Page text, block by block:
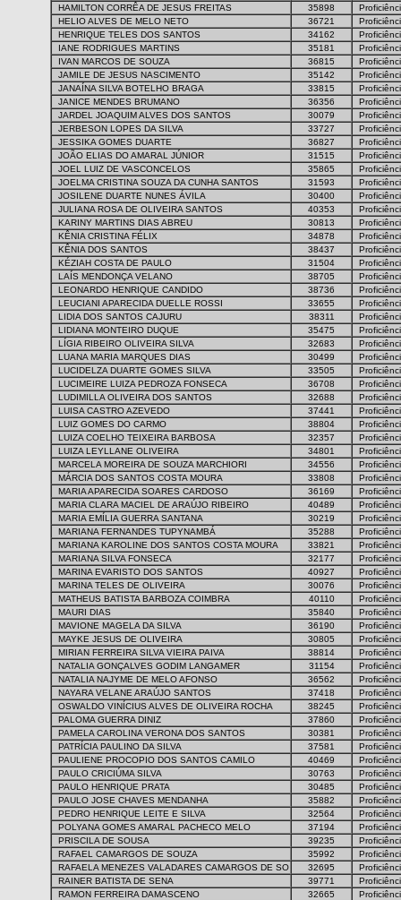
HAMILTON CORRÊA DE JESUS FREITAS
35898
HELIO ALVES DE MELO NETO
36721
HENRIQUE TELES DOS SANTOS
34162
IANE RODRIGUES MARTINS
35181
IVAN MARCOS DE SOUZA
36815
JAMILE DE JESUS NASCIMENTO
35142
JANAÍNA SILVA BOTELHO BRAGA
33815
JANICE MENDES BRUMANO
36356
JARDEL JOAQUIM ALVES DOS SANTOS
30079
JERBESON LOPES DA SILVA
33727
JESSIKA GOMES DUARTE
36827
JOÃO ELIAS DO AMARAL JÚNIOR
31515
JOEL LUIZ DE VASCONCELOS
35865
JOELMA CRISTINA SOUZA DA CUNHA SANTOS
31593
JOSILENE DUARTE NUNES ÁVILA
30400
JULIANA ROSA DE OLIVEIRA SANTOS
40353
KARINY MARTINS DIAS ABREU
30813
KÊNIA CRISTINA FÉLIX
34878
KÊNIA DOS SANTOS
38437
KÉZIAH COSTA DE PAULO
31504
LAÍS MENDONÇA VELANO
38705
LEONARDO HENRIQUE CANDIDO
38736
LEUCIANI APARECIDA DUELLE ROSSI
33655
LIDIA DOS SANTOS CAJURU
38311
LIDIANA MONTEIRO DUQUE
35475
LÍGIA RIBEIRO OLIVEIRA SILVA
32683
LUANA MARIA MARQUES DIAS
30499
LUCIDELZA DUARTE GOMES SILVA
33505
LUCIMEIRE LUIZA PEDROZA FONSECA
36708
LUDIMILLA OLIVEIRA DOS SANTOS
32688
LUISA CASTRO AZEVEDO
37441
LUIZ GOMES DO CARMO
38804
LUIZA COELHO TEIXEIRA BARBOSA
32357
LUIZA LEYLLANE OLIVEIRA
34801
MARCELA MOREIRA DE SOUZA MARCHIORI
34556
MÁRCIA DOS SANTOS COSTA MOURA
33808
MARIA APARECIDA SOARES CARDOSO
36169
MARIA CLARA MACIEL DE ARAÚJO RIBEIRO
40489
MARIA EMÍLIA GUERRA SANTANA
30219
MARIANA FERNANDES TUPYNAMBÁ
35288
MARIANA KAROLINE DOS SANTOS COSTA MOURA
33821
MARIANA SILVA FONSECA
32177
MARINA EVARISTO DOS SANTOS
40927
MARINA TELES DE OLIVEIRA
30076
MATHEUS BATISTA BARBOZA COIMBRA
40110
MAURI DIAS
35840
MAVIONE MAGELA DA SILVA
36190
MAYKE JESUS DE OLIVEIRA
30805
MIRIAN FERREIRA SILVA VIEIRA PAIVA
38814
NATALIA GONÇALVES GODIM LANGAMER
31154
NATALIA NAJYME DE MELO AFONSO
36562
NAYARA VELANE ARAÚJO SANTOS
37418
OSWALDO VINÍCIUS ALVES DE OLIVEIRA ROCHA
38245
PALOMA GUERRA DINIZ
37860
PAMELA CAROLINA VERONA DOS SANTOS
30381
PATRÍCIA PAULINO DA SILVA
37581
PAULIENE PROCOPIO DOS SANTOS CAMILO
40469
PAULO CRICIÚMA SILVA
30763
PAULO HENRIQUE PRATA
30485
PAULO JOSE CHAVES MENDANHA
35882
PEDRO HENRIQUE LEITE E SILVA
32564
POLYANA GOMES AMARAL PACHECO MELO
37194
PRISCILA DE SOUSA
39235
RAFAEL CAMARGOS DE SOUZA
35992
RAFAELA MENEZES VALADARES CAMARGOS DE SO
32695
RAINER BATISTA DE SENA
39771
RAMON FERREIRA DAMASCENO
32665